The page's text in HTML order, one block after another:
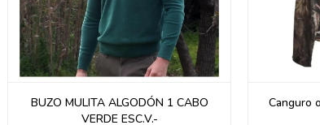
BUZO MULITA ALGODÓN 1 CABO
VERDE ESC.V.-
Canguro